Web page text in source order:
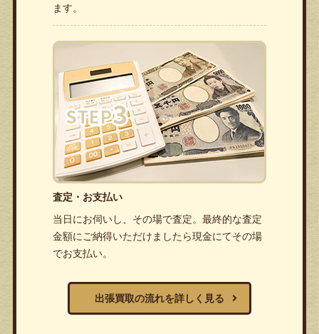
ます。
査定・お支払い
当日にお伺いし、その場で査定。最終的な査定
金額にご納得いただけましたら現金にてその場
でお支払い。
出張買取の流れを詳しく見る